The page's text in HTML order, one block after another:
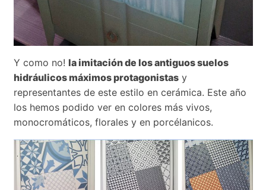
Y como no! la imitación de los antiguos suelos
hidráulicos máximos protagonistasy
representantes de este estilo en cerámica. Este año
los hemos podido ver en colores más vivos,
monocromáticos, florales y en porcélanicos.